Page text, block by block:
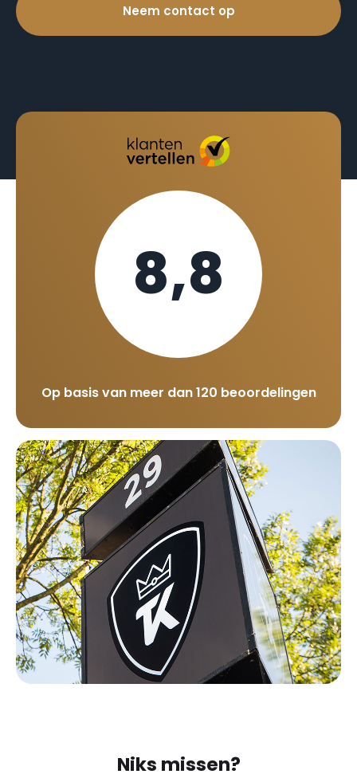
Neem contact op
8,8
Op basis van meer dan 120 beoordelingen
Niks missen?